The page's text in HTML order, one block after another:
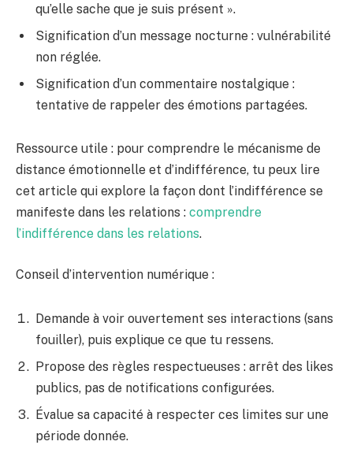
qu’elle sache que je suis présent ».
Signification d’un message nocturne : vulnérabilité
non réglée.
Signification d’un commentaire nostalgique :
tentative de rappeler des émotions partagées.
Ressource utile : pour comprendre le mécanisme de
distance émotionnelle et d’indifférence, tu peux lire
cet article qui explore la façon dont l’indifférence se
manifeste dans les relations : comprendre
l’indifférence dans les relations.
Conseil d’intervention numérique :
Demande à voir ouvertement ses interactions (sans
fouiller), puis explique ce que tu ressens.
Propose des règles respectueuses : arrêt des likes
publics, pas de notifications configurées.
Évalue sa capacité à respecter ces limites sur une
période donnée.